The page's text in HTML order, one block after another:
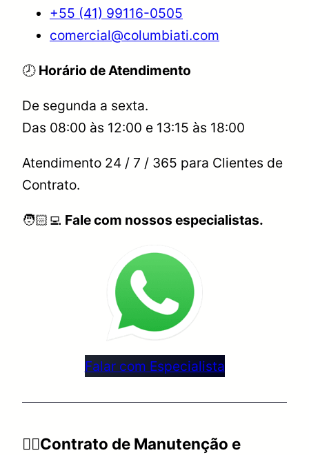
+55 (41) 99116-0505
comercial@columbiati.com
🕗 Horário de Atendimento
De segunda a sexta.
Das 08:00 às 12:00 e 13:15 às 18:00
Atendimento 24 / 7 / 365 para Clientes de
Contrato.
🧑🏻‍💻 Fale com nossos especialistas.
Falar com Especialista
👉🏻Contrato de Manutenção e